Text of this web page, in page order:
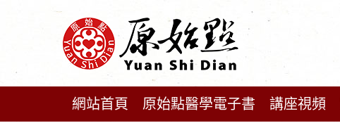
網站首頁 原始點醫學電子書 講座視頻